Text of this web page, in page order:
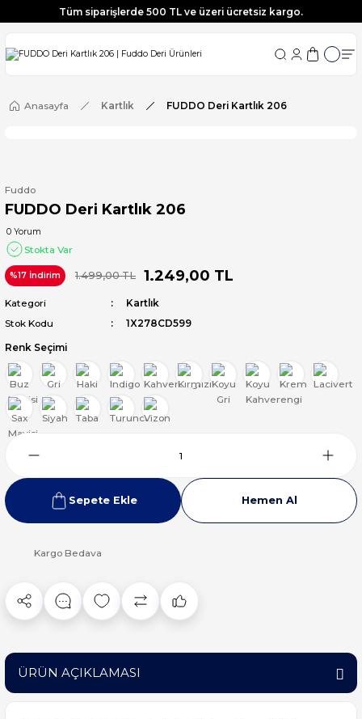
Tüm siparişlerde 500 TL ve üzeri ücretsiz kargo.
Tüm siparişlerde 500 TL ve üzeri ücretsiz kargo.
Tüm siparişlerde 500 TL ve üzeri ücretsiz kargo.
Tüm siparişlerde 500 TL ve üzeri ücretsiz kargo.
Anasayfa Kartlık FUDDO Deri Kartlık 206
Fuddo
FUDDO Deri Kartlık 206
0 Yorum
Stokta Var
%17 İndirim 1.499,00 TL 1.249,00 TL
Kategori
Kartlık
Stok Kodu
1X278CD599
Renk Seçimi
Sepete Ekle Hemen Al
Kargo Bedava
ÜRÜN AÇIKLAMASI